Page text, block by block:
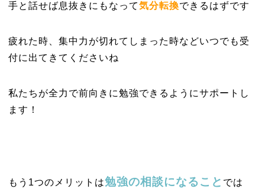
手と話せば息抜きにもなって気分転換できるはずです
疲れた時、集中力が切れてしまった時などいつでも受
付に出てきてくださいね
私たちが全力で前向きに勉強できるようにサポートし
ます！
もう1つのメリットは勉強の相談になること では